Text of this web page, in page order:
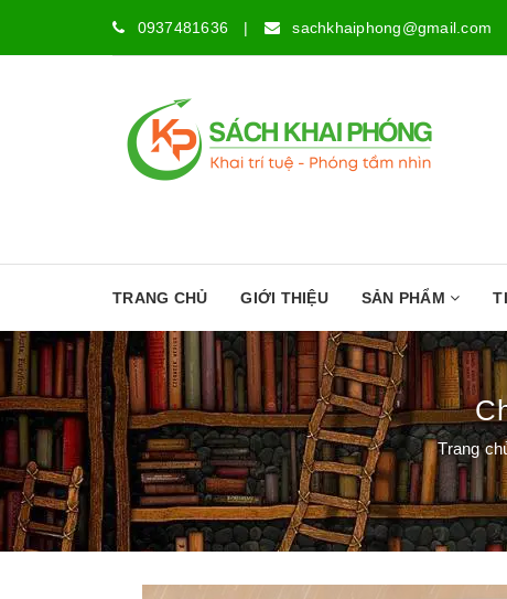
0937481636 | sachkhaiphong@gmail.com
TRANG CHỦ GIỚI THIỆU SẢN PHẨM
Trang